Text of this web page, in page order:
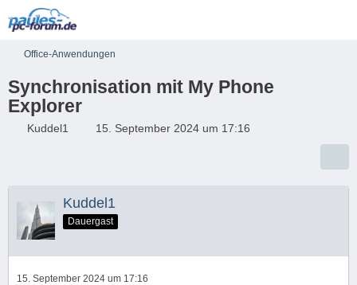
Office-Anwendungen
Synchronisation mit My Phone
Explorer
Kuddel1 15. September 2024 um 17:16
Kuddel1
Dauergast
15. September 2024 um 17:16